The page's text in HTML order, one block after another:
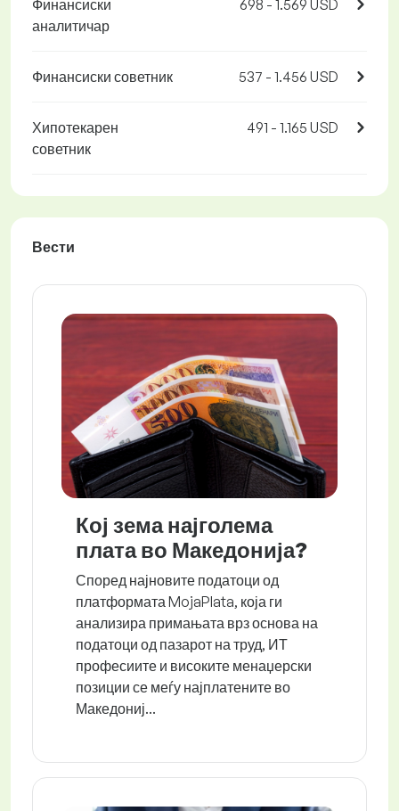
Финансиски
аналитичар
698 - 1.569 USD
Финансиски советник 537 - 1.456 USD
Хипотекарен
советник
491 - 1.165 USD
Вести
Кој зема најголема
плата во Македонија?
Според најновите податоци од
платформата MojaPlata, која ги
анализира примањата врз основа на
податоци од пазарот на труд, ИТ
професиите и високите менаџерски
позиции се меѓу најплатените во
Македониј...